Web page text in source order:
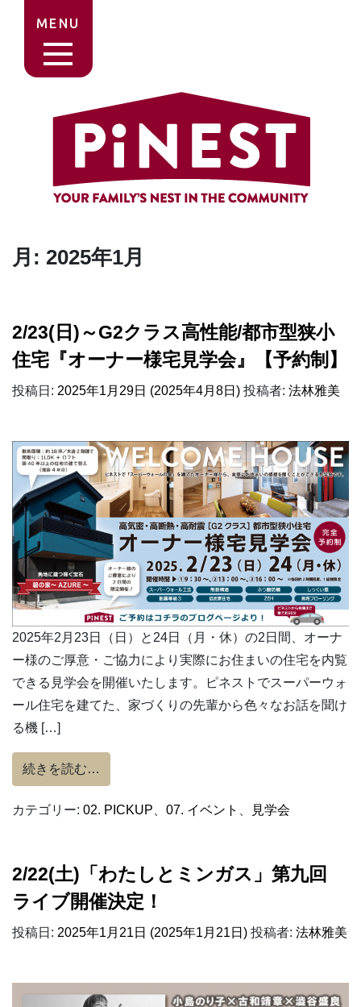
MENU
月: 2025年1月
2/23(日)～G2クラス高性能/都市型狭小
住宅『オーナー様宅見学会』【予約制】
投稿日: 2025年1月29日 (2025年4月8日) 投稿者: 法林雅美
2025年2月23日（日）と24日（月・休）の2日間、オーナ
ー様のご厚意・ご協力により実際にお住まいの住宅を内覧
できる見学会を開催いたします。ピネストでスーパーウォ
ール住宅を建てた、家づくりの先輩から色々なお話を聞け
る機 […]
続きを読む…
カテゴリー: 02. PICKUP 07. イベント 見学会
2/22(土)「わたしとミンガス」第九回
ライブ開催決定！
投稿日: 2025年1月21日 (2025年1月21日) 投稿者: 法林雅美